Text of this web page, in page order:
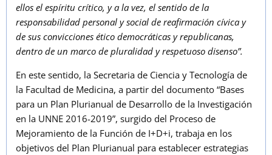
ellos el espíritu crítico, y a la vez, el sentido de la
responsabilidad personal y social de reafirmación cívica y
de sus convicciones ético democráticas y republicanas,
dentro de un marco de pluralidad y respetuoso disenso”.
En este sentido, la Secretaria de Ciencia y Tecnología de
la Facultad de Medicina, a partir del documento “Bases
para un Plan Plurianual de Desarrollo de la Investigación
en la UNNE 2016-2019”, surgido del Proceso de
Mejoramiento de la Función de I+D+i, trabaja en los
objetivos del Plan Plurianual para establecer estrategias